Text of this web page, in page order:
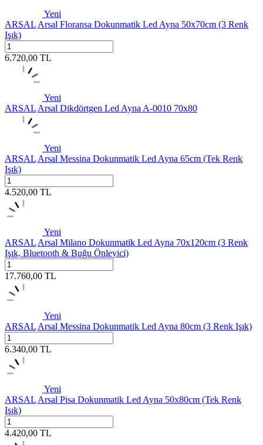
Yeni
ARSAL Arsal Floransa Dokunmatik Led Ayna 50x70cm (3 Renk
Işık)
6.720,00 TL
Yeni
ARSAL Arsal Dikdörtgen Led Ayna A-0010 70x80
Yeni
ARSAL Arsal Messina Dokunmatik Led Ayna 65cm (Tek Renk
Işık)
4.520,00 TL
Yeni
ARSAL Arsal Milano Dokunmatik Led Ayna 70x120cm (3 Renk
Işık, Bluetooth & Buğu Önleyici)
17.760,00 TL
Yeni
ARSAL Arsal Messina Dokunmatik Led Ayna 80cm (3 Renk Işık)
6.340,00 TL
Yeni
ARSAL Arsal Pisa Dokunmatik Led Ayna 50x80cm (Tek Renk
Işık)
4.420,00 TL